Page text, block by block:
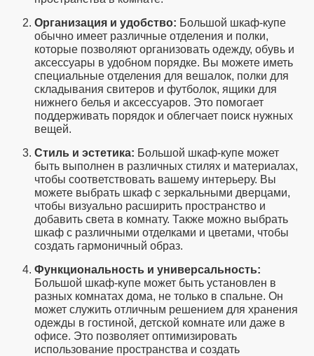
Организация и удобство: Большой шкаф-купе
обычно имеет различные отделения и полки,
которые позволяют организовать одежду, обувь и
аксессуары в удобном порядке. Вы можете иметь
специальные отделения для вешалок, полки для
складывания свитеров и футболок, ящики для
нижнего белья и аксессуаров. Это помогает
поддерживать порядок и облегчает поиск нужных
вещей.
Стиль и эстетика: Большой шкаф-купе может
быть выполнен в различных стилях и материалах,
чтобы соответствовать вашему интерьеру. Вы
можете выбрать шкаф с зеркальными дверцами,
чтобы визуально расширить пространство и
добавить света в комнату. Также можно выбрать
шкаф с различными отделками и цветами, чтобы
создать гармоничный образ.
Функциональность и универсальность:
Большой шкаф-купе может быть установлен в
разных комнатах дома, не только в спальне. Он
может служить отличным решением для хранения
одежды в гостиной, детской комнате или даже в
офисе. Это позволяет оптимизировать
использование пространства и создать